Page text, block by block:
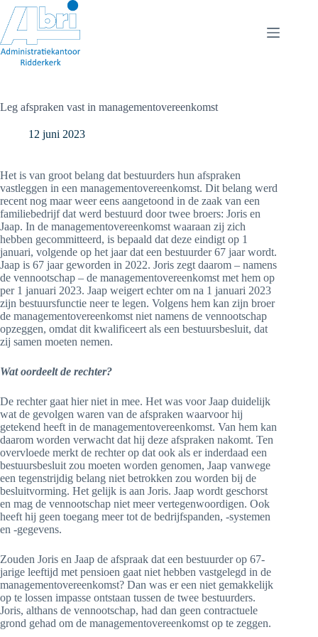
naar
de
inhoud
Leg afspraken vast in managementovereenkomst
12 juni 2023
Het is van groot belang dat bestuurders hun afspraken
vastleggen in een managementovereenkomst. Dit belang werd
recent nog maar weer eens aangetoond in de zaak van een
familiebedrijf dat werd bestuurd door twee broers: Joris en
Jaap. In de managementovereenkomst waaraan zij zich
hebben gecommitteerd, is bepaald dat deze eindigt op 1
januari, volgende op het jaar dat een bestuurder 67 jaar wordt.
Jaap is 67 jaar geworden in 2022. Joris zegt daarom – namens
de vennootschap – de managementovereenkomst met hem op
per 1 januari 2023. Jaap weigert echter om na 1 januari 2023
zijn bestuursfunctie neer te legen. Volgens hem kan zijn broer
de managementovereenkomst niet namens de vennootschap
opzeggen, omdat dit kwalificeert als een bestuursbesluit, dat
zij samen moeten nemen.
Wat oordeelt de rechter?
De rechter gaat hier niet in mee. Het was voor Jaap duidelijk
wat de gevolgen waren van de afspraken waarvoor hij
getekend heeft in de managementovereenkomst. Van hem kan
daarom worden verwacht dat hij deze afspraken nakomt. Ten
overvloede merkt de rechter op dat ook als er inderdaad een
bestuursbesluit zou moeten worden genomen, Jaap vanwege
een tegenstrijdig belang niet betrokken zou worden bij de
besluitvorming. Het gelijk is aan Joris. Jaap wordt geschorst
en mag de vennootschap niet meer vertegenwoordigen. Ook
heeft hij geen toegang meer tot de bedrijfspanden, -systemen
en -gegevens.
Zouden Joris en Jaap de afspraak dat een bestuurder op 67-
jarige leeftijd met pensioen gaat niet hebben vastgelegd in de
managementovereenkomst? Dan was er een niet gemakkelijk
op te lossen impasse ontstaan tussen de twee bestuurders.
Joris, althans de vennootschap, had dan geen contractuele
grond gehad om de managementovereenkomst op te zeggen.